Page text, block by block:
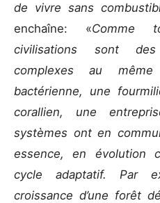
de vivre sans
enchaîne: «Comme
civilisations sont
complexes au
bactérienne, une
corallien, une
systèmes ont en
essence, en évolution
cycle adaptatif. Par
croissance d’une forêt